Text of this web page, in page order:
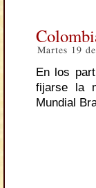
Martes 19
En los
fijarse la
Mundial